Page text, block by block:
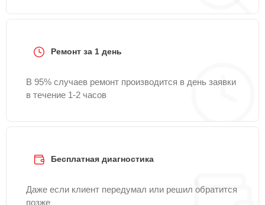
Ремонт за 1 день
В 95% случаев ремонт производится в день заявки
в течение 1-2 часов
Бесплатная диагностика
Даже если клиент передумал или решил обратится
позже